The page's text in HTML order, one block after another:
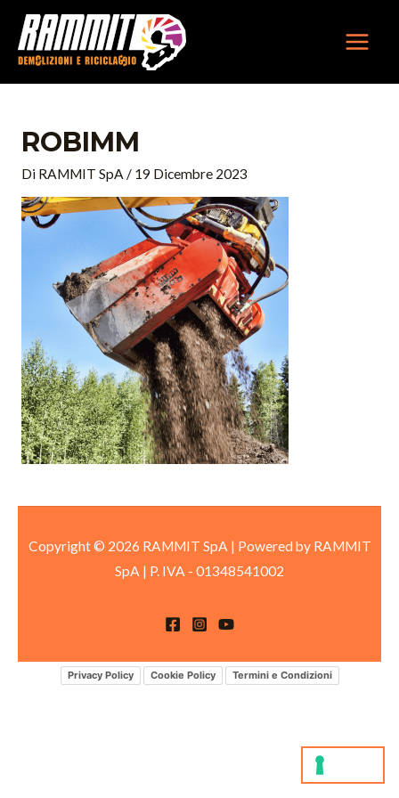
contenuto
ROBIMM
Di RAMMIT SpA / 19 Dicembre 2023
Copyright © 2026 RAMMIT SpA | Powered by RAMMIT
SpA | P. IVA - 01348541002
Privacy Policy Cookie Policy Termini e Condizioni